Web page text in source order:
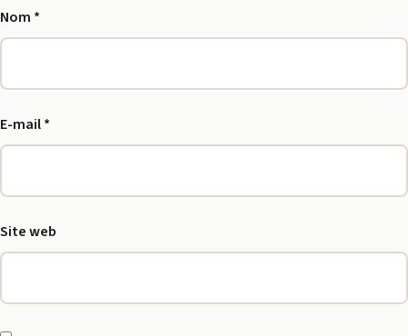
Nom *
E-mail*
Site web